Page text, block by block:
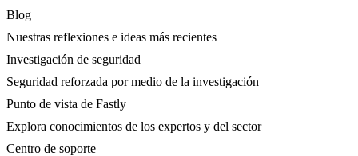
Blog
Nuestras reflexiones e ideas más recientes
Investigación de seguridad
Seguridad reforzada por medio de la investigación
Punto de vista de Fastly
Explora conocimientos de los expertos y del sector
Centro de soporte